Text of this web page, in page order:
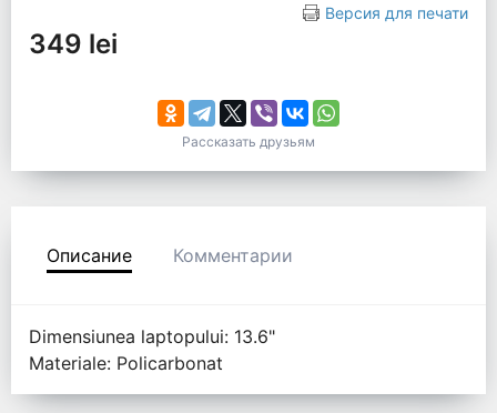
Версия для печати
349 lei
Рассказать друзьям
Описание Комментарии
Dimensiunea laptopului: 13.6"
Materiale: Policarbonat